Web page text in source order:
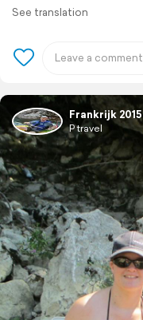
See translation
Frankrijk 2015
P travel